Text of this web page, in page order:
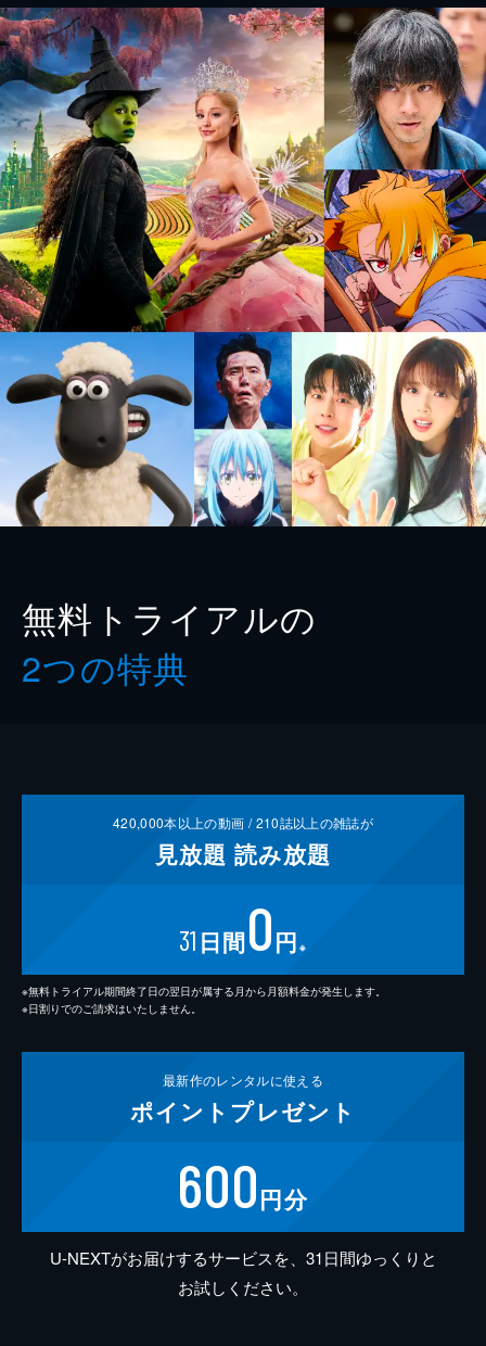
無料トライアルの
2つの特典
420,000本以上の動画 /210誌以上の雑誌が
見放題 読み放題
31 日間0円 ※
※無料トライアル期間終了日の翌日が属する月から月額料金が発生します。
※日割りでのご請求はいたしません。
最新作のレンタルに使える
ポイント プレゼント
600円分
U-NEXTがお届けするサービスを、31日間ゆっくりと
お試しください。